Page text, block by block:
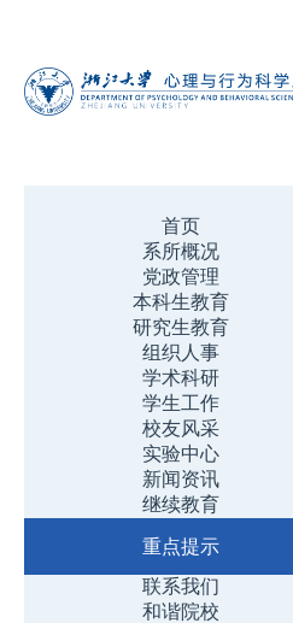
首页
系所概况
党政管理
本科生教育
研究生教育
组织人事
学术科研
学生工作
校友风采
实验中心
新闻资讯
继续教育
重点提示
联系我们
和谐院校